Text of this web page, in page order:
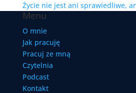
Życie nie jest ani sprawiedliwe,
Menu
O mnie
Jak pracuję
Pracuj ze mną
Czytelnia
Podcast
Kontakt